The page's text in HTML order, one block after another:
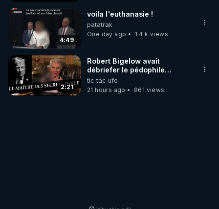
4:49
voila l'euthanasie !
patatrak
One day ago
1.4 k views
2:21
Robert Bigelow avait
débriefer le pédophile
génocidaire de donald j
trump
tic tac ufo
21 hours ago
861 views